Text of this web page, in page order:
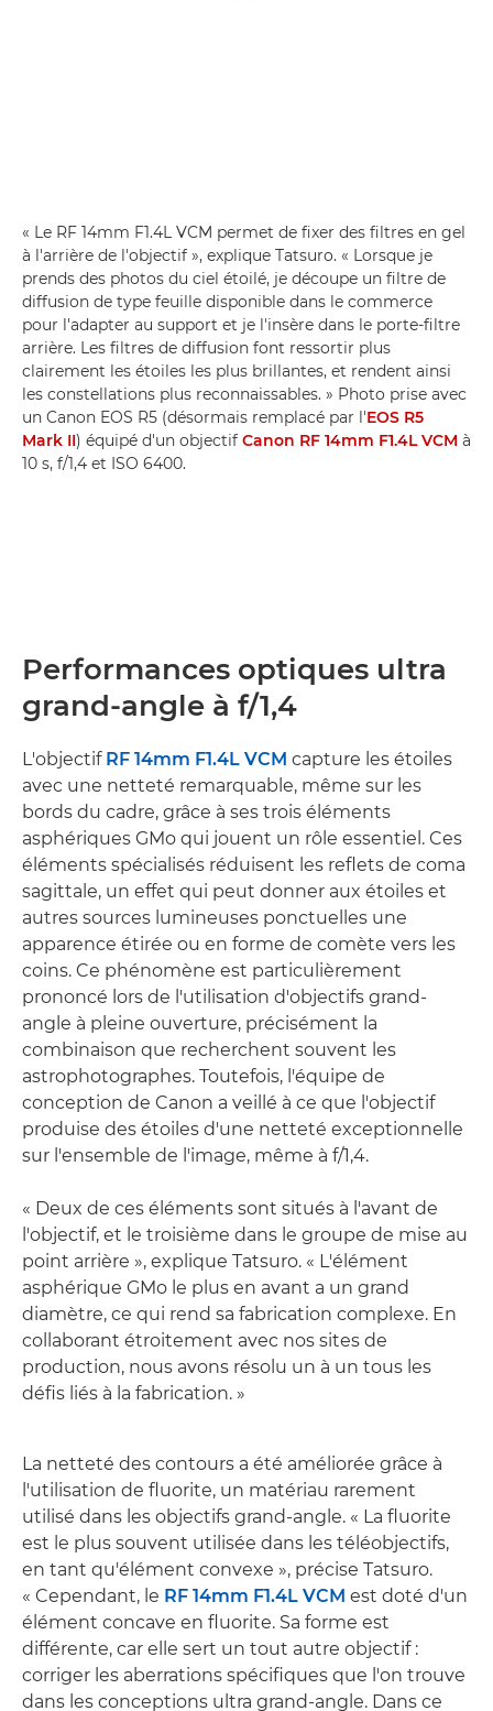
« Le RF 14mm F1.4L VCM permet de fixer des filtres en gel
à l'arrière de l'objectif », explique Tatsuro. « Lorsque je
prends des photos du ciel étoilé, je découpe un filtre de
diffusion de type feuille disponible dans le commerce
pour l'adapter au support et je l'insère dans le porte-filtre
arrière. Les filtres de diffusion font ressortir plus
clairement les étoiles les plus brillantes, et rendent ainsi
les constellations plus reconnaissables. » Photo prise avec
un Canon EOS R5 (désormais remplacé par l'EOS R5
Mark II) équipé d'un objectif Canon RF 14mm F1.4L VCM à
10 s, f/1,4 et ISO 6400.
Performances optiques ultra
grand-angle à f/1,4
L'objectif RF 14mm F1.4L VCM capture les étoiles
avec une netteté remarquable, même sur les
bords du cadre, grâce à ses trois éléments
asphériques GMo qui jouent un rôle essentiel. Ces
éléments spécialisés réduisent les reflets de coma
sagittale, un effet qui peut donner aux étoiles et
autres sources lumineuses ponctuelles une
apparence étirée ou en forme de comète vers les
coins. Ce phénomène est particulièrement
prononcé lors de l'utilisation d'objectifs grand-
angle à pleine ouverture, précisément la
combinaison que recherchent souvent les
astrophotographes. Toutefois, l'équipe de
conception de Canon a veillé à ce que l'objectif
produise des étoiles d'une netteté exceptionnelle
sur l'ensemble de l'image, même à f/1,4.
« Deux de ces éléments sont situés à l'avant de
l'objectif, et le troisième dans le groupe de mise au
point arrière », explique Tatsuro. « L'élément
asphérique GMo le plus en avant a un grand
diamètre, ce qui rend sa fabrication complexe. En
collaborant étroitement avec nos sites de
production, nous avons résolu un à un tous les
défis liés à la fabrication. »
La netteté des contours a été améliorée grâce à
l'utilisation de fluorite, un matériau rarement
utilisé dans les objectifs grand-angle. « La fluorite
est le plus souvent utilisée dans les téléobjectifs,
en tant qu'élément convexe », précise Tatsuro.
« Cependant, le RF 14mm F1.4L VCM est doté d'un
élément concave en fluorite. Sa forme est
différente, car elle sert un tout autre objectif :
corriger les aberrations spécifiques que l'on trouve
dans les conceptions ultra grand-angle. Dans ce